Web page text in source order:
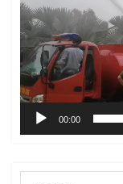
Video
00:00